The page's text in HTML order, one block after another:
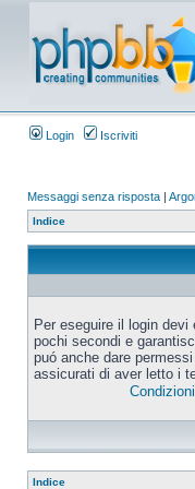
Login Iscriviti
Messaggi senza risposta |
Indice
Per eseguire il login
pochi secondi e
puó anche dare
assicurati di aver letto i
Indice